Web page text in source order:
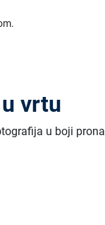
vrtu
u boji